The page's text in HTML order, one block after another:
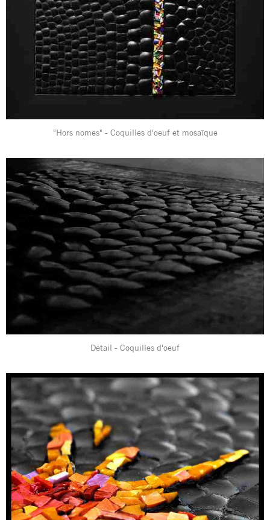
"Hors nomes" - Coquilles d'oeuf et mosaïque
Détail - Coquilles d'oeuf